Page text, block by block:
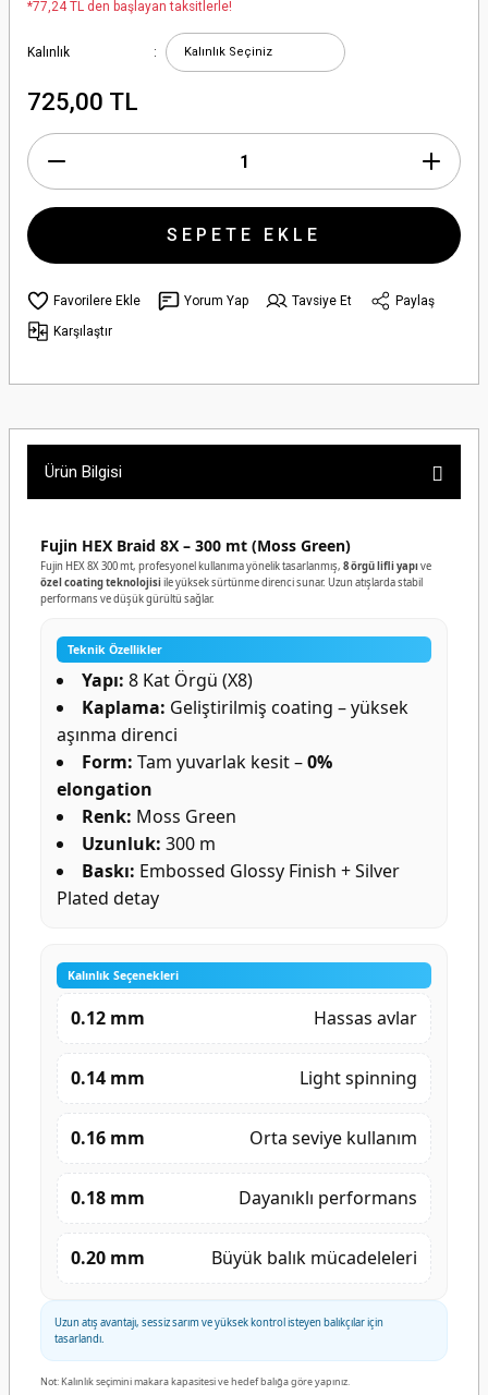
*77,24 TL den başlayan taksitlerle!
Kalınlık
725,00 TL
SEPETE EKLE
Yorum Yap Tavsiye Et
Paylaş
Karşılaştır
Ürün Bilgisi
Fujin HEX Braid 8X – 300 mt (Moss Green)
Fujin HEX 8X 300 mt, profesyonel kullanıma yönelik tasarlanmış, 8 örgü lifli yapıve
özel coating teknolojisiile yüksek sürtünme direnci sunar. Uzun atışlarda stabil
performans ve düşük gürültü sağlar.
Teknik Özellikler
Yapı: 8 Kat Örgü (X8)
Kaplama: Geliştirilmiş coating – yüksek
aşınma direnci
Form: Tam yuvarlak kesit –0%
elongation
Renk: Moss Green
Uzunluk: 300 m
Baskı: Embossed Glossy Finish + Silver
Plated detay
Kalınlık Seçenekleri
0.12 mm Hassas avlar
0.14 mm Light spinning
0.16 mm Orta seviye kullanım
0.18 mm Dayanıklı performans
0.20 mm Büyük balık mücadeleleri
Uzun atış avantajı, sessiz sarım ve yüksek kontrol isteyen balıkçılar için
tasarlandı.
Not: Kalınlık seçimini makara kapasitesi ve hedef balığa göre yapınız.